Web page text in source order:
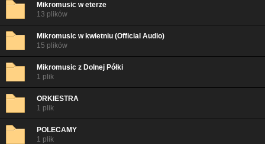
Mikromusic w eterze
13 plików
Mikromusic w kwietniu (Official Audio)
15 plików
Mikromusic z Dolnej Półki
1 plik
ORKIESTRA
1 plik
POLECAMY
1 plik